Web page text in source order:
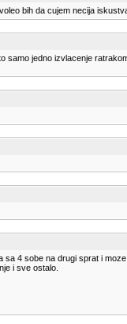
bih da cujem necija
jedno izvlacenje
4 sobe na drugi sprat i
i sve ostalo.